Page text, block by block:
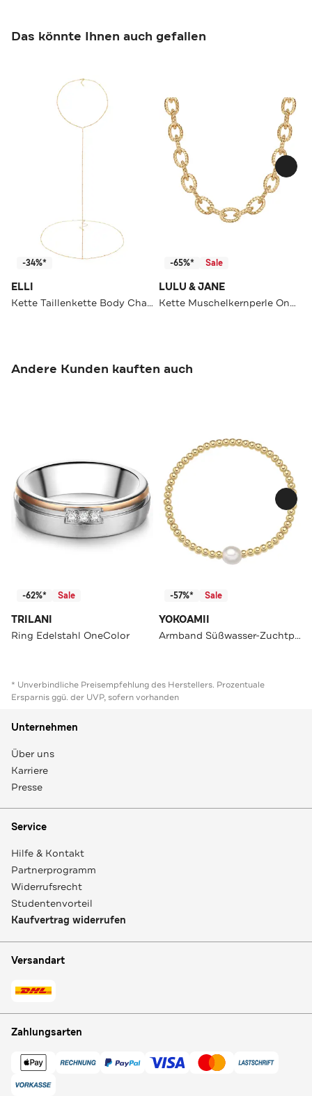
Das könnte Ihnen auch gefallen
-34%*
ELLI
Kette Taillenkette Body Chain Kugelkette 925 Silber Gold
-65%* Sale
LULU & JANE
Kette Muschelkernperle OneColor
Andere Kunden kauften auch
-62%* Sale
TRILANI
Ring Edelstahl OneColor
-57%* Sale
YOKOAMII
Armband Süßwasser-Zuchtperle OneColor
* Unverbindliche Preisempfehlung des Herstellers. Prozentuale
Ersparnis ggü. der UVP, sofern vorhanden
Unternehmen
Über uns
Karriere
Presse
Service
Hilfe & Kontakt
Partnerprogramm
Widerrufsrecht
Studentenvorteil
Kaufvertrag widerrufen
Versandart
Zahlungsarten